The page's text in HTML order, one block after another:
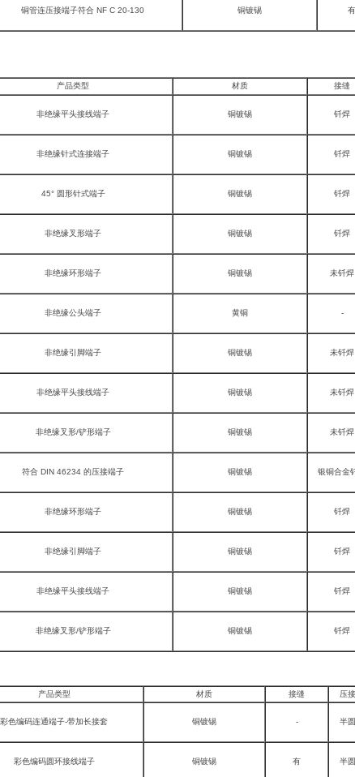
铜管连压接端子符合 NF C 20-130 铜镀锡 有
产品类型 材质 接缝
非绝缘平头接线端子 铜镀锡 钎焊
非绝缘针式连接端子 铜镀锡 钎焊
45° 圆形针式端子 铜镀锡 钎焊
非绝缘叉形端子 铜镀锡 钎焊
非绝缘环形端子 铜镀锡 未钎焊
非绝缘公头端子 黄铜 -
非绝缘引脚端子 铜镀锡 未钎焊
非绝缘平头接线端子 铜镀锡 未钎焊
非绝缘叉形/铲形端子 铜镀锡 未钎焊
符合 DIN 46234 的压接端子 铜镀锡 银铜合金
非绝缘环形端子 铜镀锡 钎焊
非绝缘引脚端子 铜镀锡 钎焊
非绝缘平头接线端子 铜镀锡 钎焊
非绝缘叉形/铲形端子 铜镀锡 钎焊
产品类型 材质 接缝 压
彩色编码连通端子-带加长接套 铜镀锡 - 半
彩色编码圆环接线端子 铜镀锡 有 半